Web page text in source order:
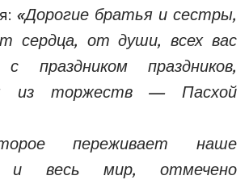
«Дорогие братья и сестры,
сердца, от души, всех вас
с праздником праздников,
из торжеств — Пасхой
переживает наше
и весь мир, отмечено